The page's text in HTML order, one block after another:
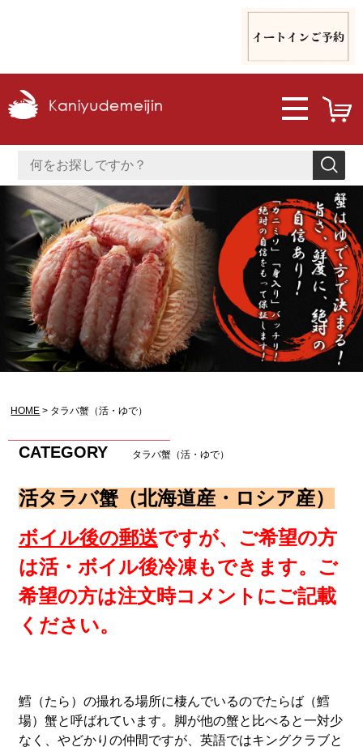
HOME タラバ蟹（活・ゆで）
CATEGORY タラバ蟹（活・ゆで）
活タラバ蟹（北海道産・ロシア産）
ボイル後の郵送ですが、ご希望の方
は活・ボイル後冷凍もできます。ご
希望の方は注文時コメントにご記載
ください。
鱈（たら）の撮れる場所に棲んでいるのでたらば（鱈
場）蟹と呼ばれています。脚が他の蟹と比べると一対少
なく、やどかりの仲間ですが、英語ではキングクラブと